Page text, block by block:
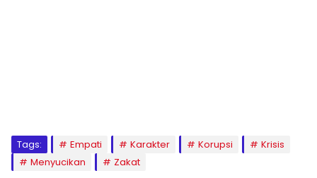
Tags: Empati Karakter Korupsi
Krisis
Menyucikan
Zakat